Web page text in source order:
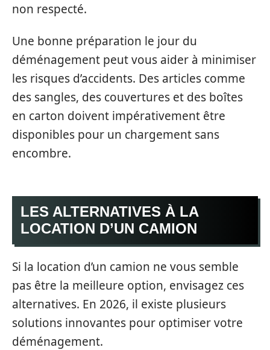
non respecté.
Une bonne préparation le jour du
déménagement peut vous aider à minimiser
les risques d’accidents. Des articles comme
des sangles, des couvertures et des boîtes
en carton doivent impérativement être
disponibles pour un chargement sans
encombre.
LES ALTERNATIVES À LA
LOCATION D’UN CAMION
Si la location d’un camion ne vous semble
pas être la meilleure option, envisagez ces
alternatives. En 2026, il existe plusieurs
solutions innovantes pour optimiser votre
déménagement.